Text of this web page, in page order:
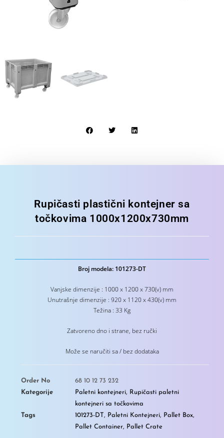
Rupičasti plastični kontejner sa
točkovima 1000x1200x730mm
Broj modela: 101273-DT
Vanjske dimenzije : 1000 x 1200 x 730(v) mm
Unutrašnje dimenzije : 920 x 1120 x 430(v) mm
Težina : 33 Kg
Zatvoreno dno i strane, bez ručki
Može se naručiti sa / bez dodataka
Order No
68 10 12 73 232
Kategorije
Paletni kontejneri, Rupičasti paletni
kontejneri sa točkovima
Tags
101273-DT, Paletni Kontejneri, Pallet Box,
Pallet Container, Pallet Crate